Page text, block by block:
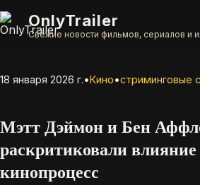
OnlyTrailer
Свежие новости фильмов, сериалов и
18 января 2026 г.•Кино•стриминговые
Мэтт Дэймон и Бен
раскритиковали
кинопроцесс